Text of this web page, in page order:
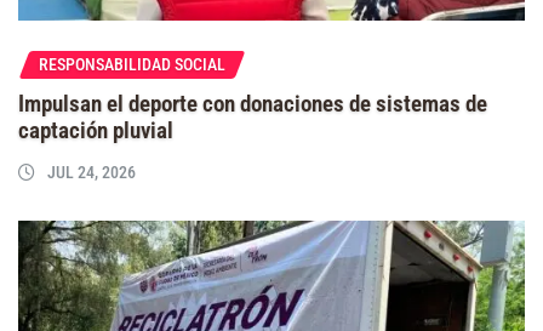
RESPONSABILIDAD SOCIAL
Impulsan el deporte con donaciones de sistemas de
captación pluvial
JUL 24, 2026